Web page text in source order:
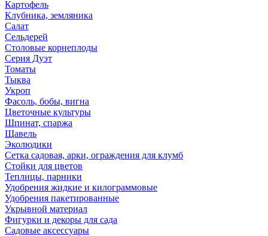
Картофель
Клубника, земляника
Салат
Сельдерей
Столовые корнеплоды
Серия Дуэт
Томаты
Тыква
Укроп
Фасоль, бобы, вигна
Цветочные культуры
Шпинат, спаржа
Щавель
Эколюдики
Сетка садовая, арки, ограждения для клумб
Стойки для цветов
Теплицы, парники
Удобрения жидкие и килограммовые
Удобрения пакетированные
Укрывной материал
Фигурки и декоры для сада
Садовые аксессуары